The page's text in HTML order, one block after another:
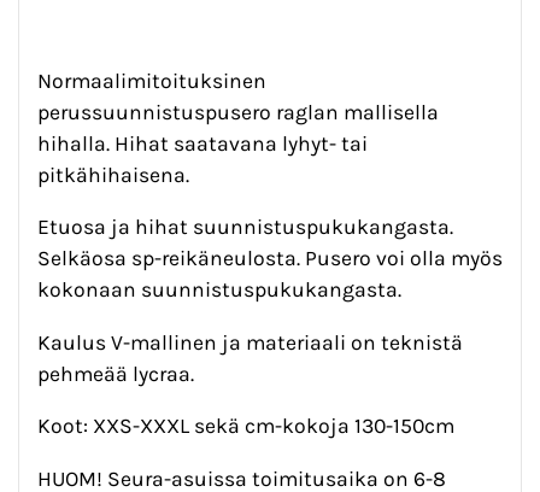
Normaalimitoituksinen
perussuunnistuspusero raglan mallisella
hihalla. Hihat saatavana lyhyt- tai
pitkähihaisena.
Etuosa ja hihat suunnistuspukukangasta.
Selkäosa sp-reikäneulosta. Pusero voi olla myös
kokonaan suunnistuspukukangasta.
Kaulus V-mallinen ja materiaali on teknistä
pehmeää lycraa.
Koot: XXS-XXXL sekä cm-kokoja 130-150cm
HUOM! Seura-asuissa toimitusaika on 6-8